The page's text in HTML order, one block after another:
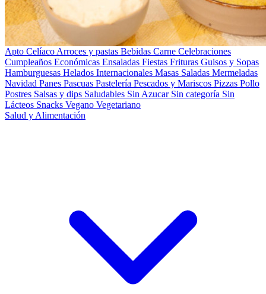
Apto Celíaco Arroces y pastas Bebidas Carne Celebraciones
Cumpleaños Económicas Ensaladas Fiestas Frituras Guisos y Sopas
Hamburguesas Helados Internacionales Masas Saladas Mermeladas
Navidad Panes Pascuas Pastelería Pescados y Mariscos Pizzas Pollo
Postres Salsas y dips Saludables Sin Azucar Sin categoría Sin
Lácteos Snacks Vegano Vegetariano
Salud y Alimentación